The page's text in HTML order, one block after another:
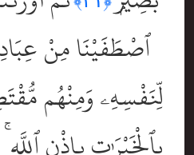
ٱصْطَفَيْنَا مِنْ
لِّنَفْسِهِۦ وَمِنْهُم